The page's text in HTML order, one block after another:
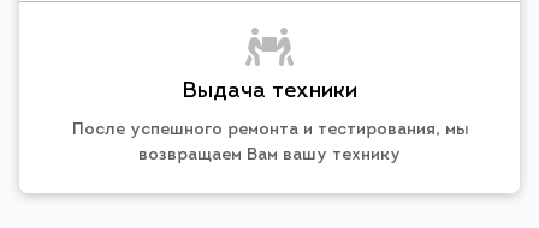
Выдача техники
После успешного ремонта и тестирования, мы
возвращаем Вам вашу технику